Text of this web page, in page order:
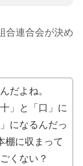
合連合会が決め
だよね。
」と「口」に
になるんだっ
棚に収まって
くない？